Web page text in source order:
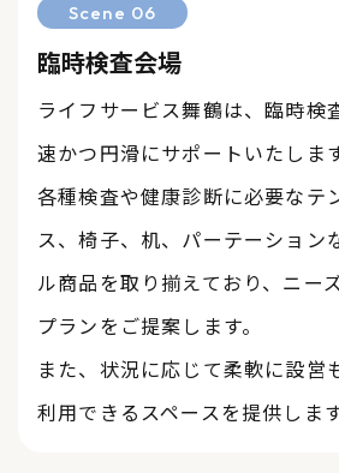
Scene 06
臨時検査会場
ライフサービス舞鶴は、臨時検
速かつ円滑にサポートいたします
各種検査や健康診断に必要なテ
ス、椅子、机、パーテーション
ル商品を取り揃えており、ニー
プランをご提案します。
また、状況に応じて柔軟に設営
利用できるスペースを提供します